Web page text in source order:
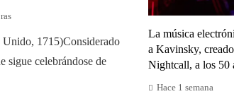
Unido, 1715)Considerado
sigue celebrándose de
La música
a Kavinsky,
Nightcall, a los 50
Hace 1 semana